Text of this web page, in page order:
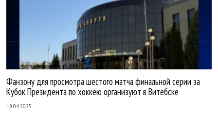
Фанзону для просмотра шестого матча финальной серии за
Кубок Президента по хоккею организуют в Витебске
18.04.2025